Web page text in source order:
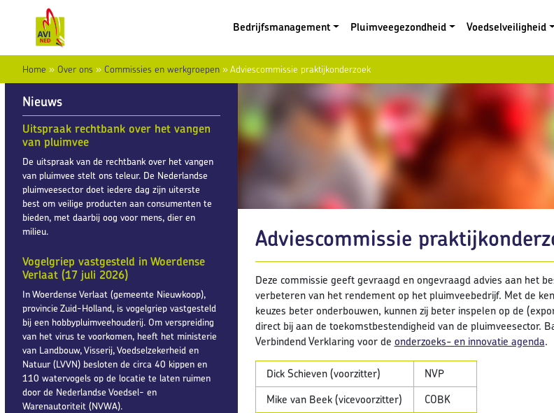
Bedrijfsmanagement
Pluimveegezondheid Voedselveiligheid
Home » Over ons » Commissies en werkgroepen »Adviescommissie praktijkonderzoek
Nieuws
Uitspraak rechtbank over het vangen
van pluimvee
De uitspraak van de rechtbank over het vangen
van pluimvee stelt ons teleur. De Nederlandse
pluimveesector doet iedere dag zijn uiterste
best om veilige producten aan consumenten te
bieden, met daarbij oog voor mens, dier en
milieu.
Vogelgriep vastgesteld in Woerdense
Verlaat (17 juli 2026)
In Woerdense Verlaat (gemeente Nieuwkoop),
provincie Zuid-Holland, is vogelgriep vastgesteld
bij een hobbypluimveehouderij. Om verspreiding
van het virus te voorkomen, heeft het ministerie
van Landbouw, Visserij, Voedselzekerheid en
Natuur (LVVN) besloten de circa 40 kippen en
110 watervogels op de locatie te laten ruimen
door de Nederlandse Voedsel- en
Warenautoriteit (NVWA).
Adviescommissie
Deze commissie geeft gevraagd en ongevraagd advies aan het
verbeteren van het rendement op het pluimveebedrijf. Met de
keuzes beter onderbouwen, kunnen zij beter inspelen op de
direct bij aan de toekomstbestendigheid van de pluimveesector.
Verbindend Verklaring voor de onderzoeks- en innovatie agenda.
Dick Schieven (voorzitter)
NVP
Mike van Beek (vicevoorzitter)
COBK